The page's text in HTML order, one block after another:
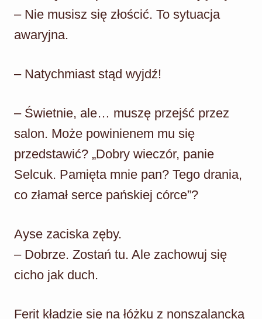
– Nie musisz się złościć. To sytuacja
awaryjna.
– Natychmiast stąd wyjdź!
– Świetnie, ale… muszę przejść przez
salon. Może powinienem mu się
przedstawić? „Dobry wieczór, panie
Selcuk. Pamięta mnie pan? Tego drania,
co złamał serce pańskiej córce”?
Ayse zaciska zęby.
– Dobrze. Zostań tu. Ale zachowuj się
cicho jak duch.
Ferit kładzie się na łóżku z nonszalancką